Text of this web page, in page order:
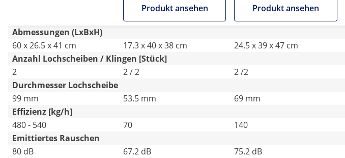
Produkt ansehen Produkt ansehen
Abmessungen (LxBxH)
60 x 26.5 x 41 cm
17.3 x 40 x 38 cm 24.5 x 39 x 47 cm
Anzahl Lochscheiben / Klingen [Stück]
2
2 / 2 2 /2
Durchmesser Lochscheibe
99 mm
53.5 mm 69 mm
Effizienz [kg/h]
480 - 540
70 140
Emittiertes Rauschen
80 dB
67.2 dB 75.2 dB